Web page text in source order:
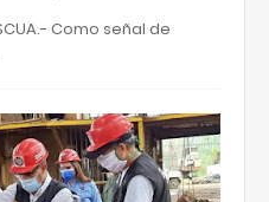
Como señal de